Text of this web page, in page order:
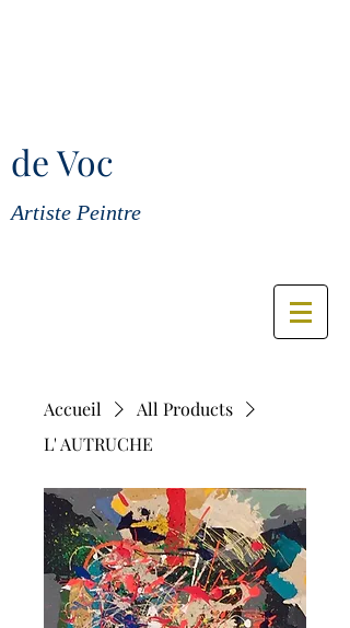
de Voc
Artiste Peintre
Accueil
All Products
L' AUTRUCHE